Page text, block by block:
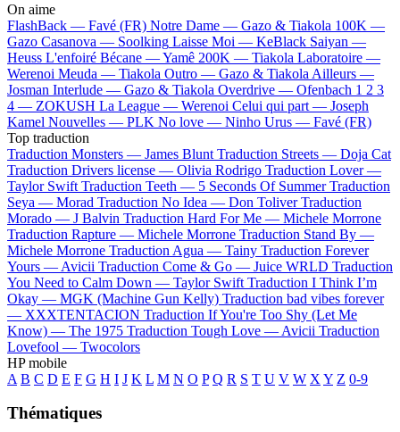
On aime
FlashBack — Favé (FR) Notre Dame — Gazo & Tiakola 100K —
Gazo Casanova — Soolking Laisse Moi — KeBlack Saiyan —
Heuss L'enfoiré Bécane —Yamê 200K — Tiakola Laboratoire —
Werenoi Meuda — Tiakola Outro — Gazo & Tiakola Ailleurs —
Josman Interlude — Gazo & Tiakola Overdrive — Ofenbach 1 2 3
4 — ZOKUSH La League — Werenoi Celui qui part — Joseph
Kamel Nouvelles — PLK No love — Ninho Urus — Favé (FR)
Top traduction
Traduction Monsters — James Blunt Traduction Streets — Doja Cat
Traduction Drivers license — Olivia Rodrigo Traduction Lover —
Taylor Swift Traduction Teeth — 5 Seconds Of Summer Traduction
Seya — Morad Traduction No Idea — Don Toliver Traduction
Morado — J Balvin Traduction Hard For Me — Michele Morrone
Traduction Rapture — Michele Morrone Traduction Stand By —
Michele Morrone Traduction Agua — Tainy Traduction Forever
Yours — Avicii Traduction Come & Go — Juice WRLD Traduction
You Need to Calm Down — Taylor Swift Traduction I Think I’m
Okay — MGK (Machine Gun Kelly) Traduction bad vibes forever
— XXXTENTACION Traduction If You're Too Shy (Let Me
Know) — The 1975 Traduction Tough Love — Avicii Traduction
Lovefool — Twocolors
HP mobile
A B C D E F G H I J K L M N O P Q R S T U V W X Y Z 0-9
Thématiques